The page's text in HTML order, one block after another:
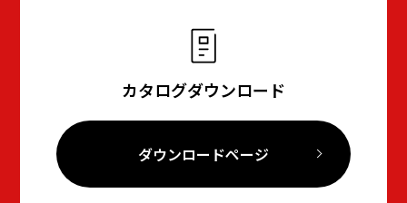
カタログダウンロード
ダウンロードページ